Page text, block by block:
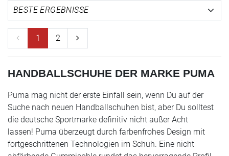
1 2
HANDBALLSCHUHE DER MARKE PUMA
Puma mag nicht der erste Einfall sein, wenn Du auf der
Suche nach neuen Handballschuhen bist, aber Du solltest
die deutsche Sportmarke definitiv nicht außer Acht
lassen! Puma überzeugt durch farbenfrohes Design mit
fortgeschrittenen Technologien im Schuh. Eine nicht